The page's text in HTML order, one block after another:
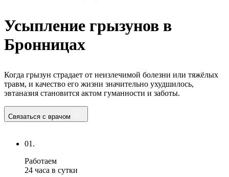
Усыпление грызунов в
Бронницах
Когда грызун страдает от неизлечимой болезни или тяжёлых
травм, и качество его жизни значительно ухудшилось,
эвтаназия становится актом гуманности и заботы.
Связаться с врачом
01.
Работаем
24 часа в сутки